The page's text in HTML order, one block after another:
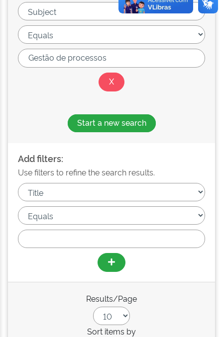
Start a new search
Add filters:
Use filters to refine the search results.
Results/Page
Sort items by